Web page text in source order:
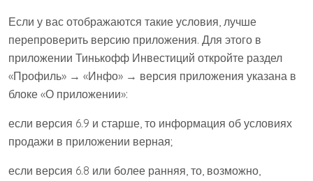
Если у вас отображаются такие условия, лучше
перепроверить версию приложения. Для этого в
приложении Тинькофф Инвестиций откройте раздел
«Профиль» → «Инфо» → версия приложения указана в
блоке «О приложении»:
если версия 6.9 и старше, то информация об условиях
продажи в приложении верная;
если версия 6.8 или более ранняя, то, возможно,